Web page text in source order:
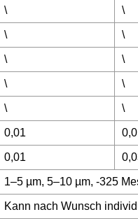
\ \
\ \
\ \
\ \
\ \
0,01
0,01
1–5 µm, 5–10 µm, -325
Kann nach Wunsch